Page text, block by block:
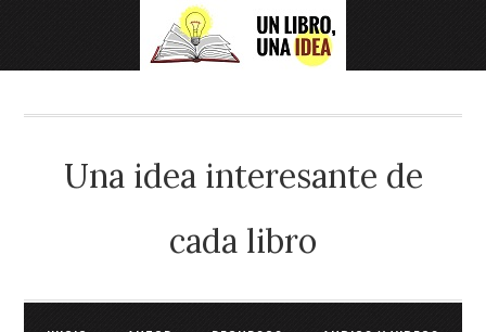
Una idea interesante de
cada libro